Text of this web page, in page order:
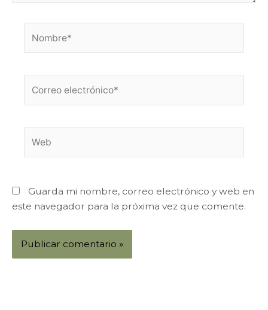
electrónico*
Guarda mi nombre, correo electrónico y web en
este navegador para la próxima vez que comente.